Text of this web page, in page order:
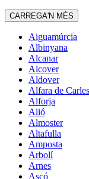
CARREGA'N MÉS
Aiguamúrcia
Albinyana
Alcanar
Alcover
Aldover
Alfara de Carles
Alforja
Alió
Almoster
Altafulla
Amposta
Arbolí
Arnes
Ascó